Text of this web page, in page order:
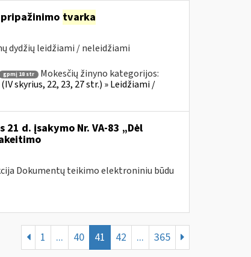
tvarka
dydžių leidžiami / neleidžiami
gpmį 18 str
Mokesčių žinyno kategorijos:
skyrius, 22, 23, 27 str.) » Leidžiami /
d. įsakymo Nr. VA-83 „Dėl
Dokumentų teikimo elektroniniu būdu
1 ... 40 41 42 ... 365